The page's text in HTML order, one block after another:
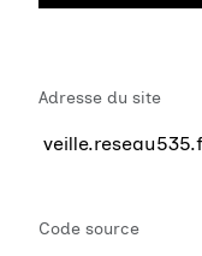
Adresse du site
Code source